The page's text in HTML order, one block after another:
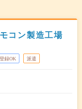
コン製造工場
録OK 派遣